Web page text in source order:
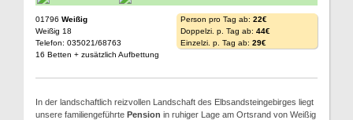
01796 Weißig
Weißig 18
Telefon: 035021/68763
16 Betten + zusätzlich Aufbettung
Person pro Tag ab: 22€
Doppelzi. p. Tag ab: 44€
Einzelzi. p. Tag ab: 29€
In der landschaftlich reizvollen Landschaft des Elbsandsteingebirges liegt
unsere familiengeführte Pension in ruhiger Lage am Ortsrand von Weißig